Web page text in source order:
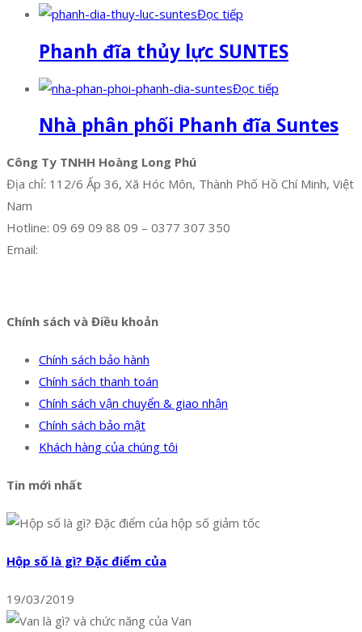
Đọc tiếp
Phanh đĩa thủy lực SUNTES
Đọc tiếp
Nhà phân phối Phanh đĩa Suntes
Công Ty TNHH Hoàng Long Phú
Địa chỉ: 112/6 Ấp 36, Xã Hóc Môn, Thành Phố Hồ Chí Minh, Việt
Nam
Hotline: 09 69 09 88 09 – 0377 307 350
Email:
Chính sách và Điều khoản
Chính sách bảo hành
Chính sách thanh toán
Chính sách vận chuyển & giao nhận
Chính sách bảo mật
Khách hàng của chúng tôi
Tin mới nhất
Hộp số là gì? Đặc điểm của
19/03/2019